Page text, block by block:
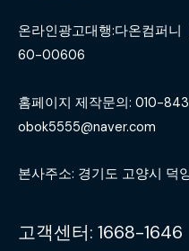
온라인광고대행:다온컴퍼니
60-00606
홈페이지 제작문의: 010-
obok5555@naver.com
본사주소: 경기도 고양시 덕
고객센터: 1668-1646